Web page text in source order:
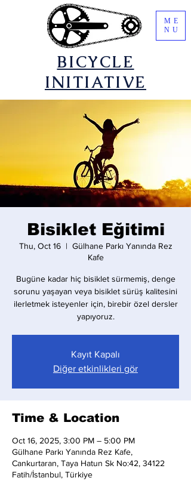
​BICYCLE
INITIATIVE
ME
NU
Bisiklet Eğitimi
Thu, Oct 16
  |
Gülhane Parkı Yanında Rez
Kafe
Bugüne kadar hiç bisiklet sürmemiş, denge
sorunu yaşayan veya bisiklet sürüş kalitesini
ilerletmek isteyenler için, birebir özel dersler
yapıyoruz.
Kayıt Kapalı
Diğer etkinlikleri gör
Time & Location
Oct 16, 2025, 3:00 PM – 5:00 PM
Gülhane Parkı Yanında Rez Kafe,
Cankurtaran, Taya Hatun Sk No:42, 34122
Fatih/İstanbul, Türkiye